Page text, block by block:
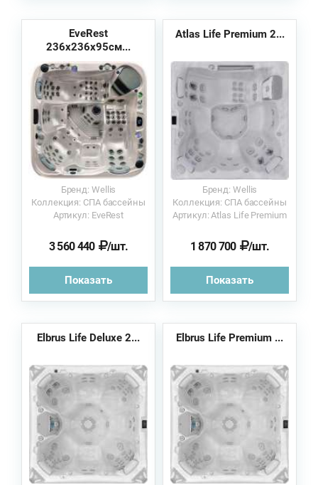
EveRest
236х236х95см...
Бренд: Wellis
Коллекция: СПА бассейны
Артикул: EveRest
3 560 440 /шт.
Показать
Atlas Life Premium 2...
Бренд: Wellis
Коллекция: СПА бассейны
Артикул: Atlas Life Premium
1 870 700 /шт.
Показать
Elbrus Life Deluxe 2... Elbrus Life Premium ...